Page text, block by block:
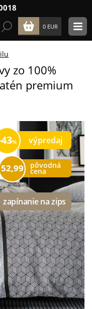
0 EUR
zo 100%
premium
výpredaj
43
pôvodná
cena
52,99